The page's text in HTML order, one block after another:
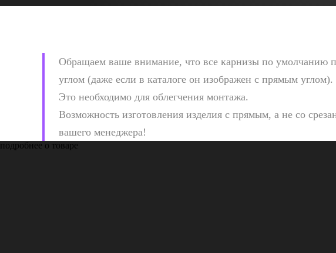
Обращаем ваше внимание, что все карнизы по умолчанию
углом (даже если в каталоге он изображен с прямым углом).
Это необходимо для облегчения монтажа.
Возможность изготовления изделия с прямым, а не со
вашего менеджера!
подробнее о товаре